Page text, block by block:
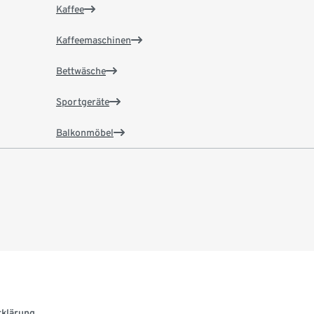
Kaffee
Kaffeemaschinen
Bettwäsche
Sportgeräte
Balkonmöbel